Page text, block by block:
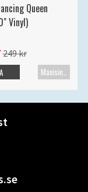
Queen
Vinyl)
249 kr
Maxisingel